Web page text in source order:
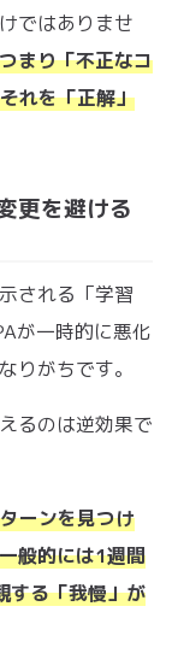
ではありませ
つまり「不正なコ
れを「正解」
更を避ける
される「学習
が一時的に悪化
りがちです。
るのは逆効果で
ーンを見つけ
般的には1週間
する「我慢」が